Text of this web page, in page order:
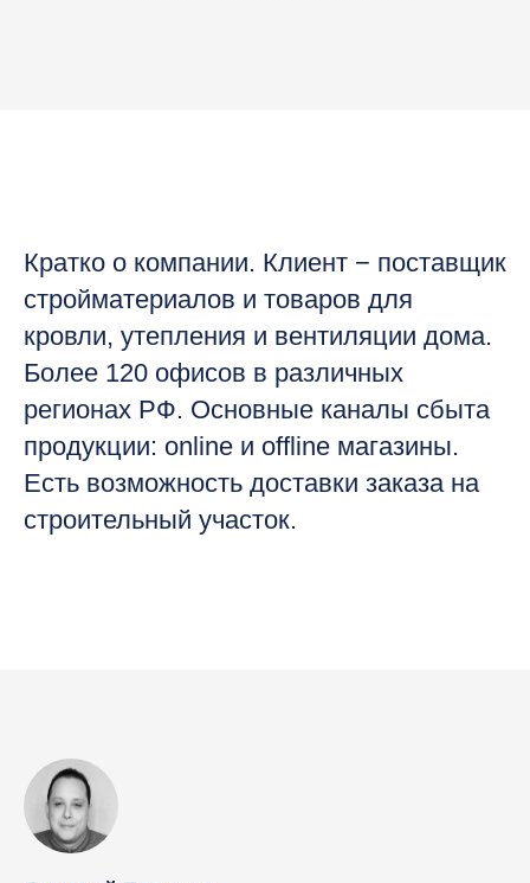
Кратко о компании. Клиент − поставщик
стройматериалов и товаров для
кровли, утепления и вентиляции дома.
Более 120 офисов в различных
регионах РФ. Основные каналы сбыта
продукции: online и offline магазины.
Есть возможность доставки заказа на
строительный участок.